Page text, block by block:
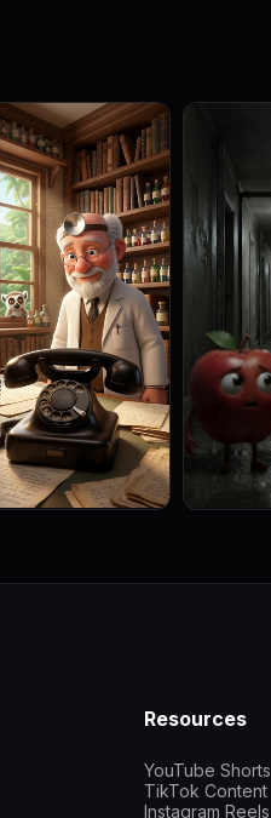
Resources
YouTube Shorts
TikTok Content
Instagram Reels